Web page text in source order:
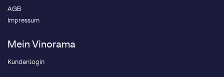
AGB
Impressum
Mein Vinorama
Kundenlogin